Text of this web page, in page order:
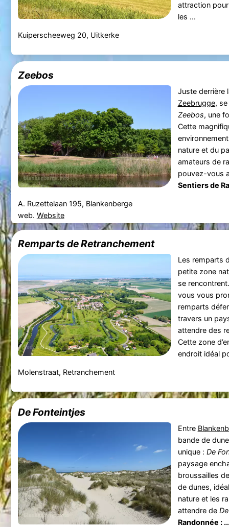
attraction
les ...
Kuiperscheeweg 20, Uitkerke
Zeebos
Juste derrière
Zeebrugge, se
Zeebos, une
Cette
nature et du
amateurs de
pouvez-vous
Sentiers de
A. Ruzettelaan 195, Blankenberge
web. Website
Remparts de Retranchement
Les remparts
petite zone
se
vous vous
remparts
travers un
attendre des
Cette zone
endroit idéal
Molenstraat, Retranchement
De Fonteintjes
Entre
bande de
unique : De
paysage
broussailles
de dunes,
nature et les
attendre de
Randonnée :